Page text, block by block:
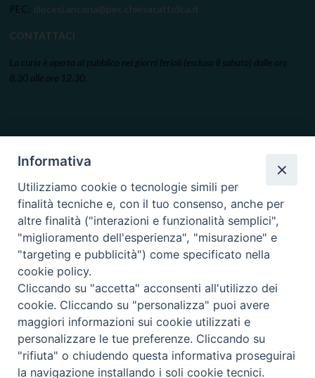
PEC: diocesi.ancona@pec.chiesacattolica.it
CONTATTACI
La curia è aperta al pubblico nei giorni feriali (escluso il sabato) dalle ore
8.30 alle ore 12.30.
Informativa
Utilizziamo cookie o tecnologie simili per
finalità tecniche e, con il tuo consenso, anche per
altre finalità ("interazioni e funzionalità semplici",
"miglioramento dell'esperienza", "misurazione" e
"targeting e pubblicità") come specificato nella
cookie policy.
Cliccando su "accetta" acconsenti all'utilizzo dei
cookie. Cliccando su "personalizza" puoi avere
maggiori informazioni sui cookie utilizzati e
personalizzare le tue preferenze. Cliccando su
"rifiuta" o chiudendo questa informativa proseguirai
la navigazione installando i soli cookie tecnici.